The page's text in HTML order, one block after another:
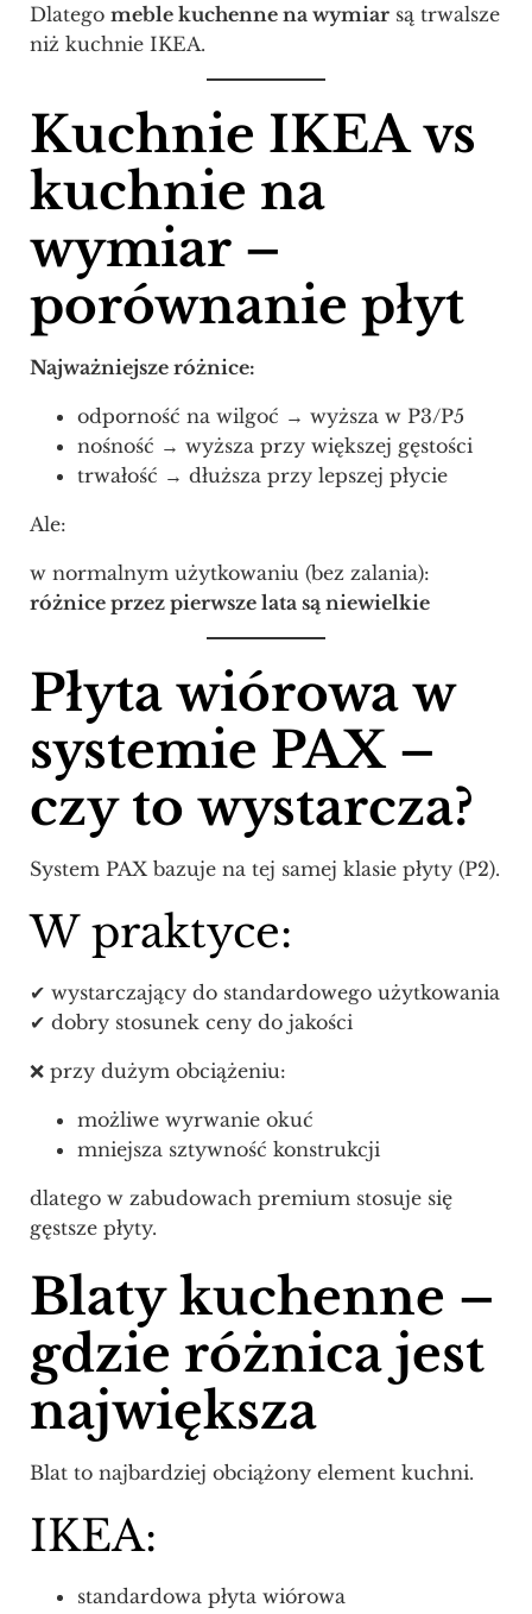
Dlatego meble kuchenne na wymiar są trwalsze
niż kuchnie IKEA.
Kuchnie IKEA vs
kuchnie na
wymiar –
porównanie płyt
Najważniejsze różnice:
odporność na wilgoć → wyższa w P3/P5
nośność → wyższa przy większej gęstości
trwałość → dłuższa przy lepszej płycie
Ale:
w normalnym użytkowaniu (bez zalania):
różnice przez pierwsze lata są niewielkie
Płyta wiórowa w
systemie PAX –
czy to wystarcza?
System PAX bazuje na tej samej klasie płyty (P2).
W praktyce:
✔ wystarczający do standardowego użytkowania
✔ dobry stosunek ceny do jakości
❌ przy dużym obciążeniu:
możliwe wyrwanie okuć
mniejsza sztywność konstrukcji
dlatego w zabudowach premium stosuje się
gęstsze płyty.
Blaty kuchenne –
gdzie różnica jest
największa
Blat to najbardziej obciążony element kuchni.
IKEA:
standardowa płyta wiórowa